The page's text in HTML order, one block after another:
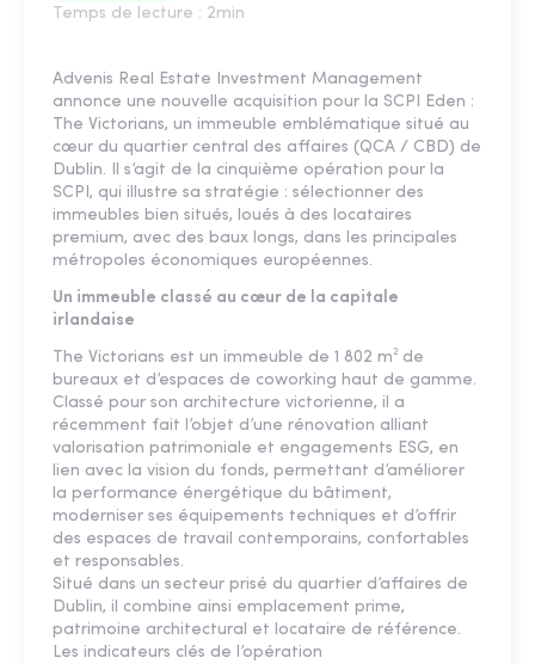
Temps de lecture : 2min
Advenis Real Estate Investment Management
annonce une nouvelle acquisition pour la SCPI Eden :
The Victorians, un immeuble emblématique situé au
cœur du quartier central des affaires (QCA / CBD) de
Dublin. Il s’agit de la cinquième opération pour la
SCPI, qui illustre sa stratégie : sélectionner des
immeubles bien situés, loués à des locataires
premium, avec des baux longs, dans les principales
métropoles économiques européennes.
Un immeuble classé au cœur de la capitale
irlandaise
The Victorians est un immeuble de 1 802 m² de
bureaux et d’espaces de coworking haut de gamme.
Classé pour son architecture victorienne, il a
récemment fait l’objet d’une rénovation alliant
valorisation patrimoniale et engagements ESG, en
lien avec la vision du fonds, permettant d’améliorer
la performance énergétique du bâtiment,
moderniser ses équipements techniques et d’offrir
des espaces de travail contemporains, confortables
et responsables.
Situé dans un secteur prisé du quartier d’affaires de
Dublin, il combine ainsi emplacement prime,
patrimoine architectural et locataire de référence.
Les indicateurs clés de l’opération